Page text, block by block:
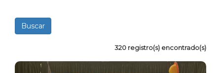
320 registro(s) encontrado(s)